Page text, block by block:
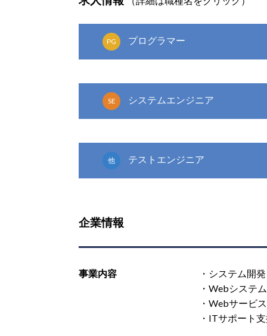
PG プログラマー
SE システムエンジニア
他 テストエンジニア
企業情報
事業内容
・システム開
・Webシステ
・Webサービ
・ITサポート